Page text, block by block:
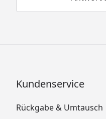
Kundenservice
Rückgabe & Umtausch